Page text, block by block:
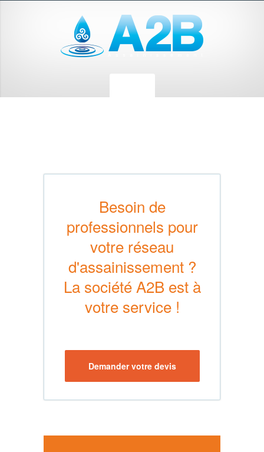
Besoin de
professionnels pour
votre réseau
d'assainissement ?
La société A2B est à
votre service !
Demander votre devis